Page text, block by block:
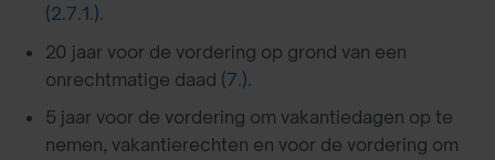
(2.7.1.).
20 jaar voor de vordering op grond van een
onrechtmatige daad (7.).
5 jaar voor de vordering om vakantiedagen op te
nemen, vakantierechten en voor de vordering om